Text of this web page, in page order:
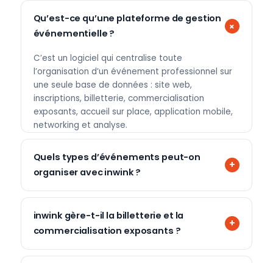
Qu’est-ce qu’une plateforme de gestion
événementielle ?
C’est un logiciel qui centralise toute
l’organisation d’un événement professionnel sur
une seule base de données : site web,
inscriptions, billetterie, commercialisation
exposants, accueil sur place, application mobile,
networking et analyse.
Quels types d’événements peut-on
organiser avec inwink ?
inwink gère-t-il la billetterie et la
commercialisation exposants ?